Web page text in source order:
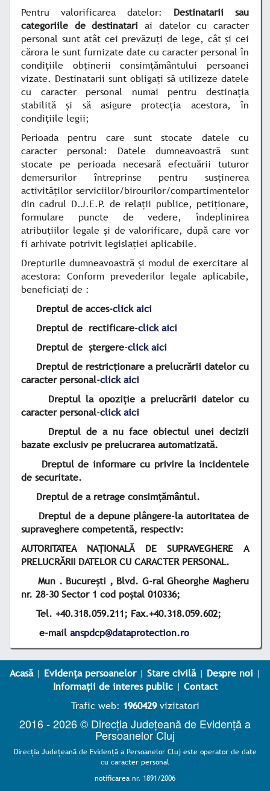
Pentru valorificarea datelor: Destinatarii sau
categoriile de destinatari ai datelor cu caracter
personal sunt atât cei prevăzuți de lege, cât și cei
cărora le sunt furnizate date cu caracter personal în
condițiile obținerii consimțământului persoanei
vizate. Destinatarii sunt obligați să utilizeze datele
cu caracter personal numai pentru destinația
stabilită și să asigure protecția acestora, în
condițiile legii;
Perioada pentru care sunt stocate datele cu
caracter personal: Datele dumneavoastră sunt
stocate pe perioada necesară efectuării tuturor
demersurilor întreprinse pentru susținerea
activităților serviciilor/birourilor/compartimentelor
din cadrul D.J.E.P. de relații publice, petiționare,
formulare puncte de vedere, îndeplinirea
atribuțiilor legale și de valorificare, după care vor
fi arhivate potrivit legislației aplicabile.
Drepturile dumneavoastră și modul de exercitare al
acestora: Conform prevederilor legale aplicabile,
beneficiați de :
Dreptul de acces-click aici
Dreptul de rectificare-click aici
Dreptul de ștergere-click aici
Dreptul de restricționare a prelucrării datelor cu
caracter personal-click aici
Dreptul la opoziție a prelucrării datelor cu
caracter personal-click aici
Dreptul de a nu face obiectul unei decizii
bazate exclusiv pe prelucrarea automatizată.
Dreptul de informare cu privire la incidentele
de securitate.
Dreptul de a retrage consimțământul.
Dreptul de a depune plângere-la autoritatea de
supraveghere competentă, respectiv:
AUTORITATEA NAȚIONALĂ DE SUPRAVEGHERE A
PRELUCRĂRII DATELOR CU CARACTER PERSONAL.
Mun . București , Blvd. G-ral Gheorghe Magheru
nr. 28-30 Sector 1 cod poștal 010336;
Tel. +40.318.059.211; Fax.+40.318.059.602;
e-mail anspdcp@dataprotection.ro
Acasă| Evidența persoanelor| Stare civilă| Despre noi|
Informații de interes public| Contact
Trafic web: 1960429vizitatori
2016 - 2026 © Direcția Județeană de Evidență a
Persoanelor Cluj
Direcţia Judeţeană de Evidenţă a Persoanelor Cluj este operator de date
cu caracter personal
notificarea nr. 1891/2006